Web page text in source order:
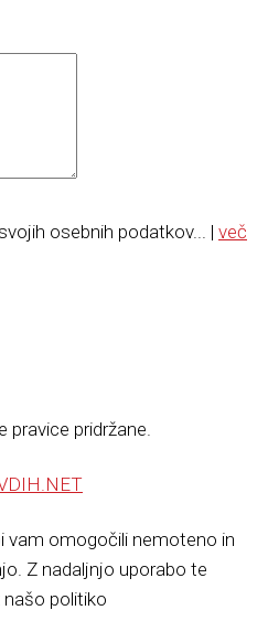
osebnih podatkov... | več
pravice pridržane.
vam omogočili nemoteno in
Z nadaljnjo uporabo te
politiko